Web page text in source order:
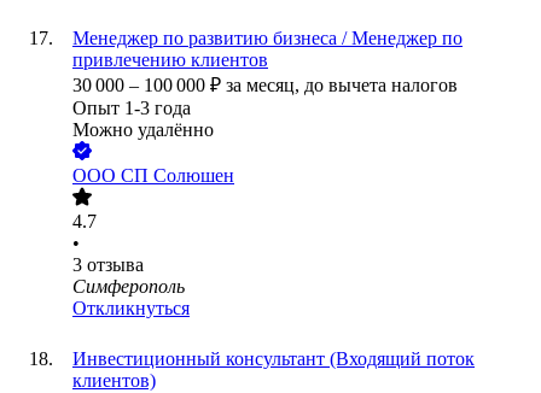
Менеджер по развитию бизнеса / Менеджер по
привлечению клиентов
30 000 – 100 000 ₽ за месяц, до вычета налогов
Опыт 1-3 года
Можно удалённо
ООО СП Солюшен
4.7
•
3 отзыва
Симферополь
Откликнуться
Инвестиционный консультант (Входящий поток
клиентов)